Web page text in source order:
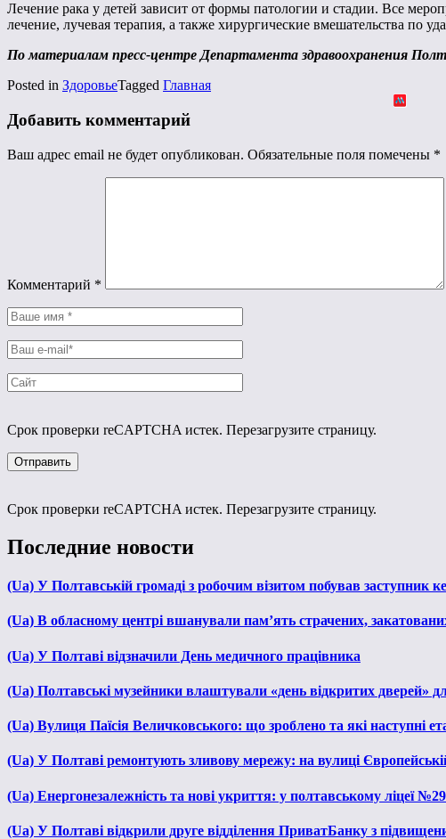
Лечение рака у детей зависит от формы патологии и стадии. Все
лечение, лучевая терапия, а также хирургические вмешательства по
По материалам пресс-центре Департамента здравоохранения
Posted in ЗдоровьеTagged Главная
Добавить комментарий
Ваш адрес email не будет опубликован. Обязательные поля помечены *
Комментарий *
Срок проверки reCAPTCHA истек. Перезагрузите страницу.
Срок проверки reCAPTCHA истек. Перезагрузите страницу.
Последние новости
(Ua) У Полтавській громаді з робочим візитом побував заступник
(Ua) В обласному центрі вшанували пам’ять страчених,
(Ua) У Полтаві відзначили День медичного працівника
(Ua) Полтавські музейники влаштували «день відкритих дверей»
(Ua) Вулиця Паїсія Величковського: що зроблено та які наступні
(Ua) У Полтаві ремонтують зливову мережу: на вулиці
(Ua) Енергонезалежність та нові укриття: у полтавському ліцеї
(Ua) У Полтаві відкрили друге відділення ПриватБанку з